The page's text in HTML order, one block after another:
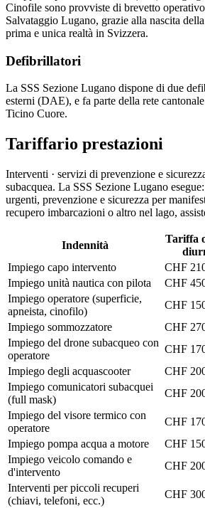
Cinofile sono provviste di brevetto
Salvataggio Lugano, grazie alla nascita
prima e unica realtà in Svizzera.
Defibrillatori
La SSS Sezione Lugano dispone di due
esterni (DAE), e fa parte della rete
Ticino Cuore.
Tariffario prestazioni
Interventi · servizi di prevenzione e
subacquea. La SSS Sezione Lugano
urgenti, prevenzione e sicurezza per
recupero imbarcazioni o altro nel lago,
Indennità
Tariffa
Impiego capo intervento
CHF
Impiego unità nautica con pilota
CHF
Impiego operatore (superficie,
apneista, cinofilo)
CHF
Impiego sommozzatore
CHF
Impiego del drone subacqueo con
operatore
CHF
Impiego degli acquascooter
CHF
Impiego comunicatori subacquei
(full mask)
CHF
Impiego del visore termico con
operatore
CHF
Impiego pompa acqua a motore
CHF
Impiego veicolo comando e
d'intervento
CHF
Interventi per piccoli recuperi
(chiavi, telefoni, ecc.)
CHF